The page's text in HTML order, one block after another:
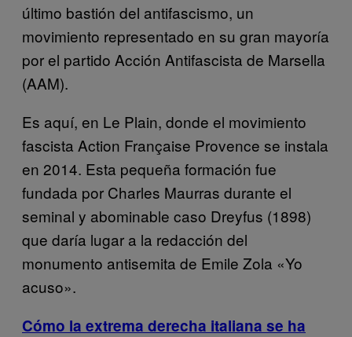
último bastión del antifascismo, un
movimiento representado en su gran mayoría
por el partido Acción Antifascista de Marsella
(AAM).
Es aquí, en Le Plain, donde el movimiento
fascista Action Française Provence se instala
en 2014. Esta pequeña formación fue
fundada por Charles Maurras durante el
seminal y abominable caso Dreyfus (1898)
que daría lugar a la redacción del
monumento antisemita de Emile Zola «Yo
acuso».
Cómo la extrema derecha italiana se ha